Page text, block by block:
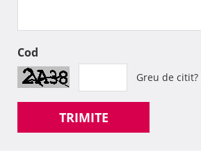
Cod
Greu de citit?
TRIMITE